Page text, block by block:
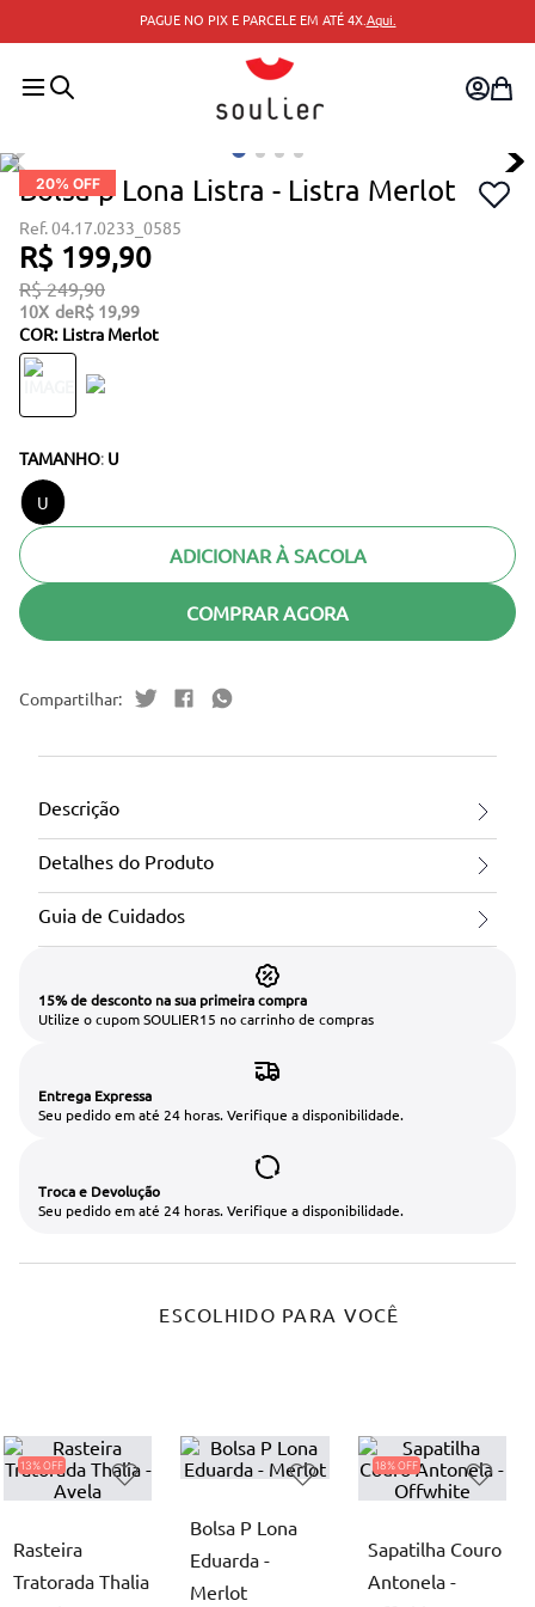
PAGUE NO PIX E PARCELE EM ATÉ 4X.Aqui.
20% OFF
Bolsa p Lona Listra - Listra Merlot
04.17.0233_0585
R$ 199,90
R$ 249,90
10 R$ 19,99
COR: Listra Merlot
TAMANHO: U
U
ADICIONAR À SACOLA
COMPRAR AGORA
Descrição
Detalhes do Produto
Guia de Cuidados
15% de desconto na sua primeira compra
Utilize o cupom SOULIER15 no carrinho de compras
Entrega Expressa
Seu pedido em até 24 horas. Verifique a disponibilidade.
Troca e Devolução
Seu pedido em até 24 horas. Verifique a disponibilidade.
ESCOLHIDO PARA VOCÊ
13%
Rasteira
Tratorada Thalia
Bolsa P Lona
Eduarda -
Merlot
18%
Sapatilha Couro
Antonela -